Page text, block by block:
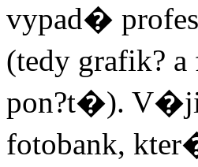
vypad�
(tedy grafik?
pon?t�).
fotobank,